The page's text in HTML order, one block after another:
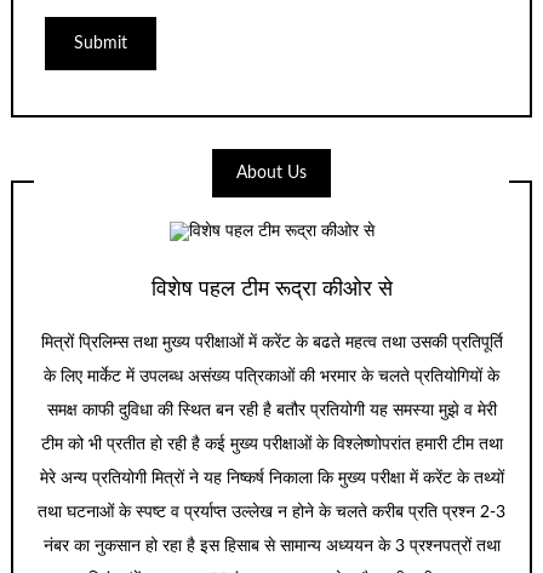
About Us
विशेष पहल टीम रूद्रा कीओर से
मित्रों प्रिलिम्स तथा मुख्य परीक्षाओं में करेंट के बढते महत्व तथा उसकी प्रतिपूर्ति
के लिए मार्केट में उपलब्ध असंख्य पत्रिकाओं की भरमार के चलते प्रतियोगियों के
समक्ष काफी दुविधा की स्थित बन रही है बतौर प्रतियोगी यह समस्या मुझे व मेरी
टीम को भी प्रतीत हो रही है कई मुख्य परीक्षाओं के विश्लेष्णोपरांत हमारी टीम तथा
मेरे अन्य प्रतियोगी मित्रों ने यह निष्कर्ष निकाला कि मुख्य परीक्षा में करेंट के तथ्यों
तथा घटनाओं के स्पष्ट व प्रर्याप्त उल्लेख न होने के चलते करीब प्रति प्रश्न 2-3
नंबर का नुकसान हो रहा है इस हिसाब से सामान्य अध्ययन के 3 प्रश्नपत्रों तथा